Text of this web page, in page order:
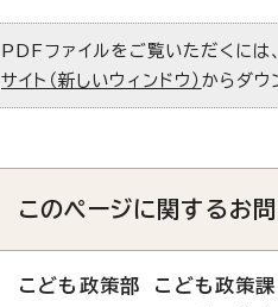
PDFファイルをご覧いただくには
サイト（新しいウィンドウ） からダウ
このページに関するお
こども政策部 こども政策課